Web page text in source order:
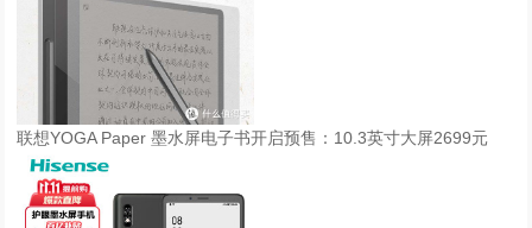
联想YOGA Paper 墨水屏电子书开启预售：10.3英寸大屏2699元